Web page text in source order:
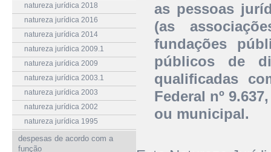
natureza jurídica 2018
natureza jurídica 2016
natureza jurídica 2014
natureza jurídica 2009.1
natureza jurídica 2009
natureza jurídica 2003.1
natureza jurídica 2003
natureza jurídica 2002
natureza jurídica 1995
despesas de acordo com a
função
as pessoas
(as
fundações
públicos de
qualificadas
Federal nº
ou municipal.